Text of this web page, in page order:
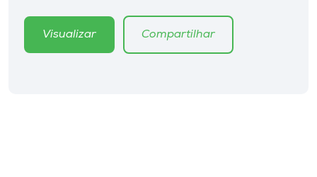
EditoraVisualizar Compartilhar